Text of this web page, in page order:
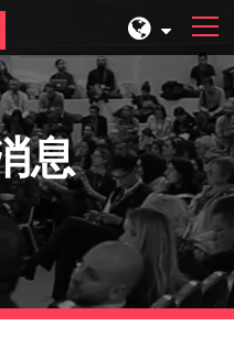
马来西亚
上海
台湾
印尼
北京
菲律宾
息